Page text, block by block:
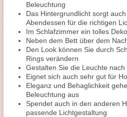
Beleuchtung
Das Hintergrundlicht sorgt
Abendessen für die richtigen
Im Schlafzimmer ein tolles
Neben dem Bett über dem
Den Look können Sie durch
Rings verändern
Gestalten Sie die Leuchte
Eignet sich auch sehr gut für
Eleganz und Behaglichkeit
Beleuchtung aus
Spendet auch in den anderen
passende Lichtgestaltung